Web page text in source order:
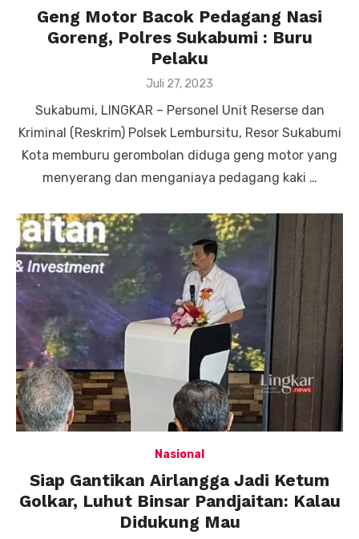
Geng Motor Bacok Pedagang Nasi
Goreng, Polres Sukabumi : Buru
Pelaku
Posted
Juli 27, 2023
Sukabumi, LINGKAR – Personel Unit Reserse dan
Kriminal (Reskrim) Polsek Lembursitu, Resor Sukabumi
Kota memburu gerombolan diduga geng motor yang
menyerang dan menganiaya pedagang kaki …
Nasional
Siap Gantikan Airlangga Jadi Ketum
Golkar, Luhut Binsar Pandjaitan: Kalau
Didukung Mau